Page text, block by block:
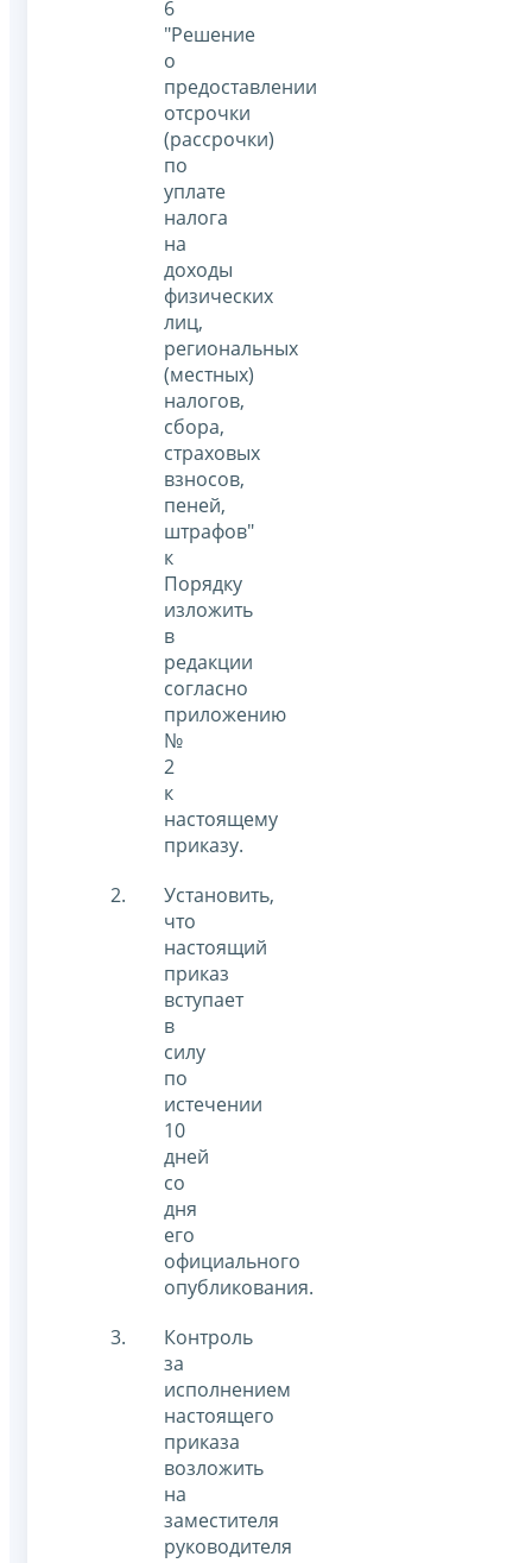
6
"Решение
о
предоставлении
отсрочки
(рассрочки)
по
уплате
налога
на
доходы
физических
лиц,
региональных
(местных)
налогов,
сбора,
страховых
взносов,
пеней,
штрафов"
к
Порядку
изложить
в
редакции
согласно
приложению
№
2
к
настоящему
приказу.
Установить,
что
настоящий
приказ
вступает
в
силу
по
истечении
10
дней
со
дня
его
официального
опубликования.
Контроль
за
исполнением
настоящего
приказа
возложить
на
заместителя
руководителя